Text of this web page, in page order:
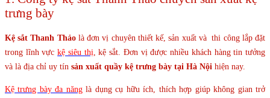
trưng bày
Kệ sắtThanh Thảolà đơn vị chuyên thiết kế, sản xuất và thi công lắp đặt
trong lĩnh vựckệ siêu thị , kệ sắt. Đơn vị được nhiều khách hàng tin tưởng
và là địa chỉ uy tín sản xuất quầy kệ trưng bày tại Hà Nội hiện nay.
Kệ trưng bày đa nănglà dụng cụ hữu ích, thích hợp giúp không gian trở